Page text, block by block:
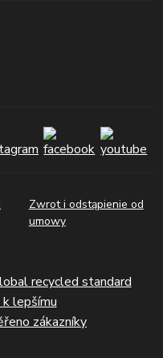
Zwrot i odstąpienie od
umowy